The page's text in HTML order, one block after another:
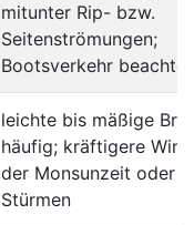
mitunter Rip- bzw.
Seitenströmungen;
Bootsverkehr
leichte bis mäßige
häufig; kräftigere
der Monsunzeit oder
Stürmen